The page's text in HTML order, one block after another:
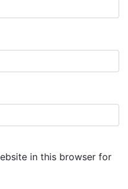
in this browser for